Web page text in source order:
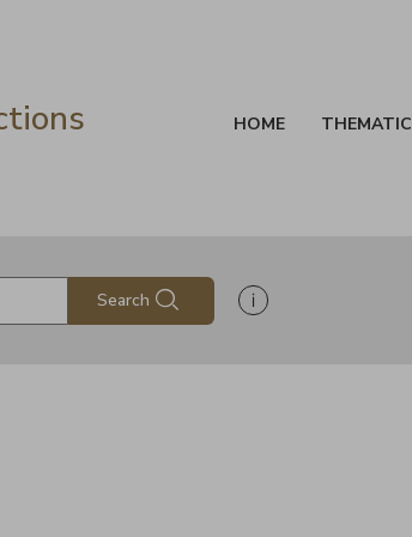
HOME
Search Show search help